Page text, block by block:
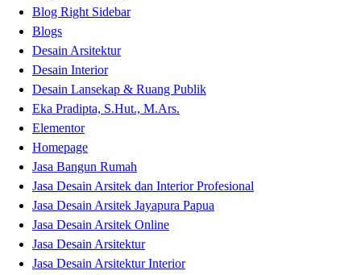
Blog Right Sidebar
Blogs
Desain Arsitektur
Desain Interior
Desain Lansekap & Ruang Publik
Eka Pradipta, S.Hut., M.Ars.
Elementor
Homepage
Jasa Bangun Rumah
Jasa Desain Arsitek dan Interior Profesional
Jasa Desain Arsitek Jayapura Papua
Jasa Desain Arsitek Online
Jasa Desain Arsitektur
Jasa Desain Arsitektur Interior